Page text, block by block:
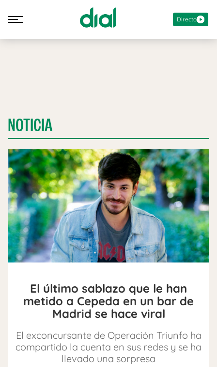
Directo
NOTICIA
El último sablazo que le han
metido a Cepeda en un bar de
Madrid se hace viral
El exconcursante de Operación Triunfo ha
compartido la cuenta en sus redes y se ha
llevado una sorpresa